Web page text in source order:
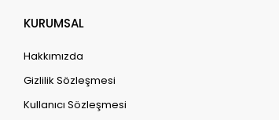
KURUMSAL
Hakkımızda
Gizlilik Sözleşmesi
Kullanıcı Sözleşmesi